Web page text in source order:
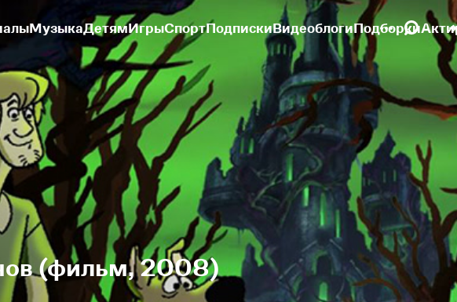
МузыкаДетямИгрыСпортПодпискиВидеоблогиПодборки
(фильм, 2008)